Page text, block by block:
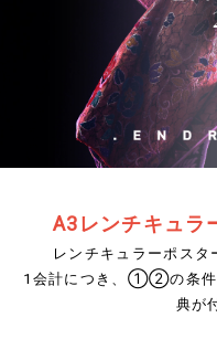
A3レンチキュラ
レンチキュラーポスタ
1会計につき、①②の条件
典が